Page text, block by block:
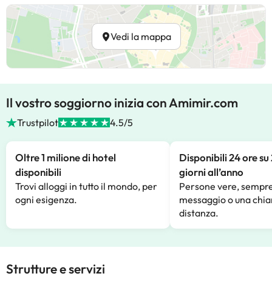
Vedi la mappa
Il vostro soggiorno inizia con Amimir.com
Trustpilot 4.5/5
Oltre 1 milione di hotel
disponibili
Trovi alloggi in tutto il mondo, per
ogni esigenza.
Disponibili 24 ore su
giorni all’anno
Persone vere,
messaggio o una
distanza.
Strutture e servizi